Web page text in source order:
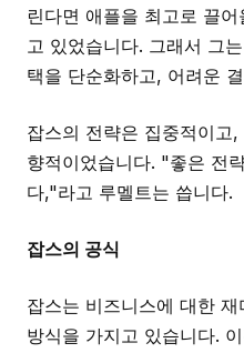
린다면 애플을 최고로 끌
고 있었습니다. 그래서 그
택을 단순화하고, 어려운
잡스의 전략은 집중적이고
향적이었습니다. "좋은 전
다,"라고 루멜트는 씁니다.
잡스의 공식
잡스는 비즈니스에 대한
방식을 가지고 있습니다.